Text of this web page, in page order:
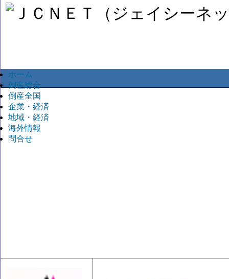
ホーム
倒産総合
倒産全国
企業・経済
地域・経済
海外情報
問合せ